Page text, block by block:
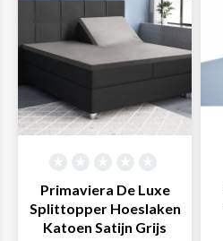
Primaviera De Luxe
Splittopper Hoeslaken
Katoen Satijn Grijs